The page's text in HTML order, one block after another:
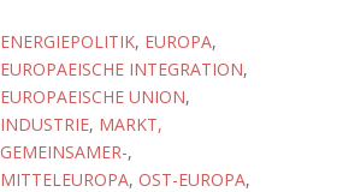
ENERGIEPOLITIK, EUROPA,
EUROPAEISCHE INTEGRATION,
EUROPAEISCHE UNION,
INDUSTRIE, MARKT,
GEMEINSAMER-,
MITTELEUROPA, OST-EUROPA,